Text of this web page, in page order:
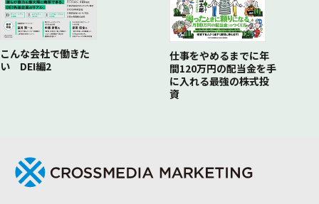
こんな会社で働きた
い DEI編2
仕事をやめるまでに年
間120万円の配当金を手
に入れる最強の株式投
資